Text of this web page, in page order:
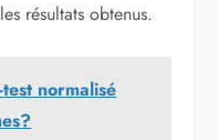
résultats obtenus.
normalisé